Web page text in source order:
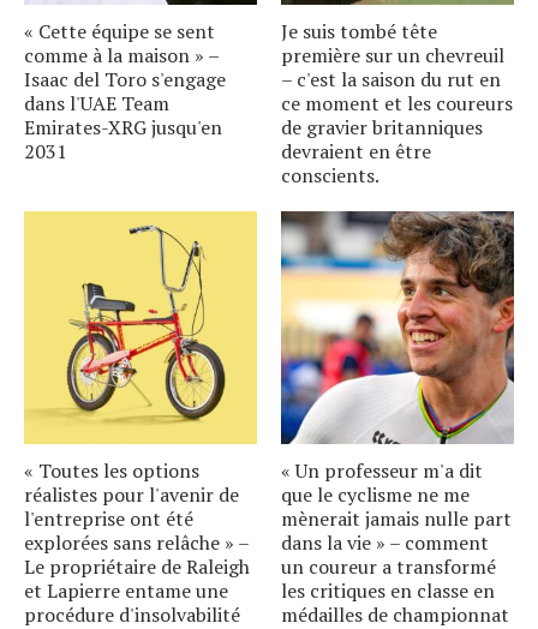
« Cette équipe se sent
comme à la maison » –
Isaac del Toro s'engage
dans l'UAE Team
Emirates-XRG jusqu'en
2031
Je suis tombé tête
première sur un chevreuil
– c'est la saison du rut en
ce moment et les coureurs
de gravier britanniques
devraient en être
conscients.
« Toutes les options
réalistes pour l'avenir de
l'entreprise ont été
explorées sans relâche » –
Le propriétaire de Raleigh
et Lapierre entame une
procédure d'insolvabilité
« Un professeur m'a dit
que le cyclisme ne me
mènerait jamais nulle part
dans la vie » – comment
un coureur a transformé
les critiques en classe en
médailles de championnat